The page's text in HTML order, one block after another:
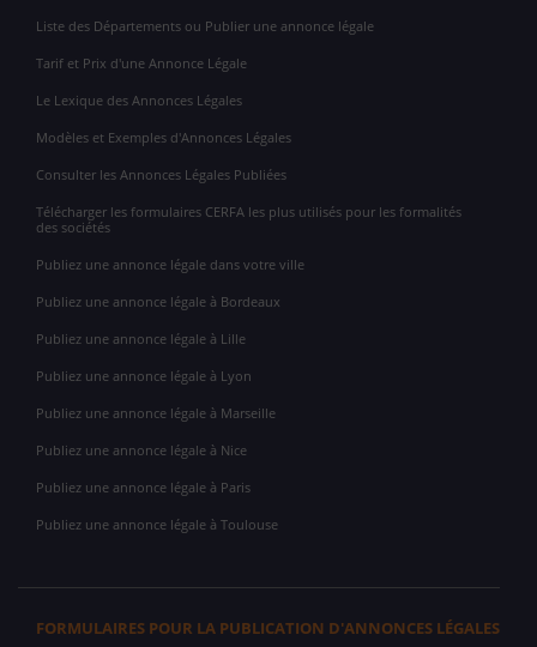
Liste des Départements ou Publier une annonce légale
Tarif et Prix d'une Annonce Légale
Le Lexique des Annonces Légales
Modèles et Exemples d'Annonces Légales
Consulter les Annonces Légales Publiées
Télécharger les formulaires CERFA les plus utilisés pour les formalités
des sociétés
Publiez une annonce légale dans votre ville
Publiez une annonce légale à Bordeaux
Publiez une annonce légale à Lille
Publiez une annonce légale à Lyon
Publiez une annonce légale à Marseille
Publiez une annonce légale à Nice
Publiez une annonce légale à Paris
Publiez une annonce légale à Toulouse
FORMULAIRES POUR LA PUBLICATION D'ANNONCES LÉGALES